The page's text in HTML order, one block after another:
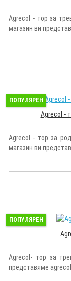
Agrecol - тор за
магазин ви
ПОПУЛЯРЕН
Agrecol -
Agrecol - тор за
магазин ви
ПОПУЛЯРЕН
Agrecol- тор за
представяме